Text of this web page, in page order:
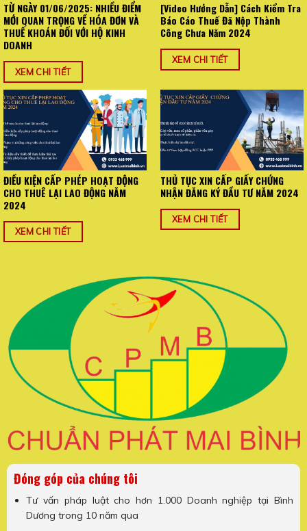
TỪ NGÀY 01/06/2025: NHIỀU ĐIỂM
MỚI QUAN TRỌNG VỀ HÓA ĐƠN VÀ
THUẾ KHOÁN ĐỐI VỚI HỘ KINH
DOANH
XEM CHI TIẾT
[Video Hướng Dẫn] Cách Kiểm Tra
Báo Cáo Thuế Đã Nộp Thành
Công Chưa Năm 2024
XEM CHI TIẾT
ĐIỀU KIỆN CẤP PHÉP HOẠT ĐỘNG
CHO THUÊ LẠI LAO ĐỘNG NĂM
2024
XEM CHI TIẾT
THỦ TỤC XIN CẤP GIẤY CHỨNG
NHẬN ĐĂNG KÝ ĐẦU TƯ NĂM 2024
XEM CHI TIẾT
Đóng góp của chúng tôi
Tư vấn pháp luật cho hơn 1.000 Doanh nghiệp tại Bình
Dương trong 10 năm qua